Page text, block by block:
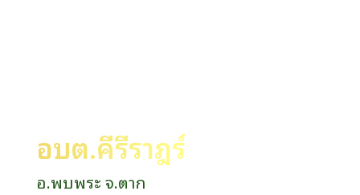
อบต.คีรีราษฎร์
อ.พบพระ จ.ตาก